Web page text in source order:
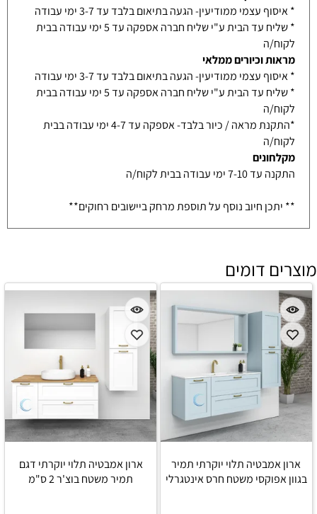
* איסוף עצמי ממודיעין- הגעה בתיאום בלבד עד 3-7 ימי עבודה
* שליח עד הבית ע"י שליח חברה אספקה עד 5 ימי עבודה בבית
לקוח/ה
מראות וכיורים ממלאי
* איסוף עצמי ממודיעין- הגעה בתיאום בלבד עד 3-7 ימי עבודה
* שליח עד הבית ע"י שליח חברה אספקה עד 5 ימי עבודה בבית
לקוח/ה
*התקנת מראה / כיור בלבד- אספקה עד 4-7 ימי עבודה בבית
לקוח/ה
מקלחונים
התקנה עד 7-10 ימי עבודה בבית לקוח/ה
** יתכן חיוב נוסף על תוספת מרחק ביישובים רחוקים**
מוצרים דומים
ארון אמבטיה תלוי יוקרתי תמיר
בגוון אפוקסי משטח חרס אינטגרלי
ארון אמבטיה תלוי יוקרתי דגם
תמיר משטח בוצ'ר 2 ס"מ